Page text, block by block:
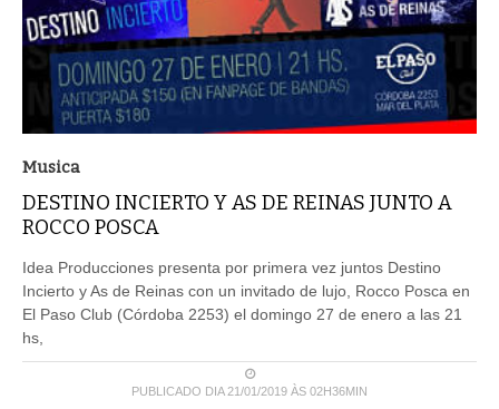
Musica
DESTINO INCIERTO Y AS DE REINAS JUNTO A
ROCCO POSCA
Idea Producciones presenta por primera vez juntos Destino
Incierto y As de Reinas con un invitado de lujo, Rocco Posca en
El Paso Club (Córdoba 2253) el domingo 27 de enero a las 21
hs,
PUBLICADO DIA 21/01/2019 ÀS 02H36MIN